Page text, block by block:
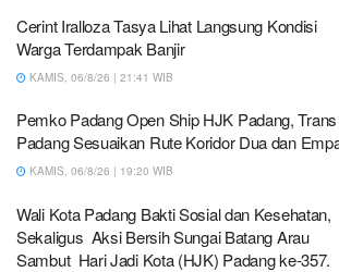
Cerint Iralloza Tasya Lihat Langsung Kondisi
Warga Terdampak Banjir
KAMIS, 06/8/26 | 21:41 WIB
Pemko Padang Open Ship HJK Padang, Trans
Padang Sesuaikan Rute Koridor Dua dan
KAMIS, 06/8/26 | 19:20 WIB
Wali Kota Padang Bakti Sosial dan Kesehatan,
Sekaligus Aksi Bersih Sungai Batang Arau
Sambut Hari Jadi Kota (HJK) Padang ke-357.